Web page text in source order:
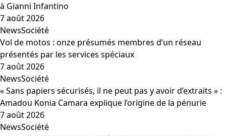
à Gianni Infantino
7 août 2026
NewsSociété
Vol de motos : onze présumés membres d’un réseau
présentés par les services spéciaux
7 août 2026
NewsSociété
« Sans papiers sécurisés, il ne peut pas y avoir d’extraits » :
Amadou Konia Camara explique l’origine de la pénurie
7 août 2026
NewsSociété